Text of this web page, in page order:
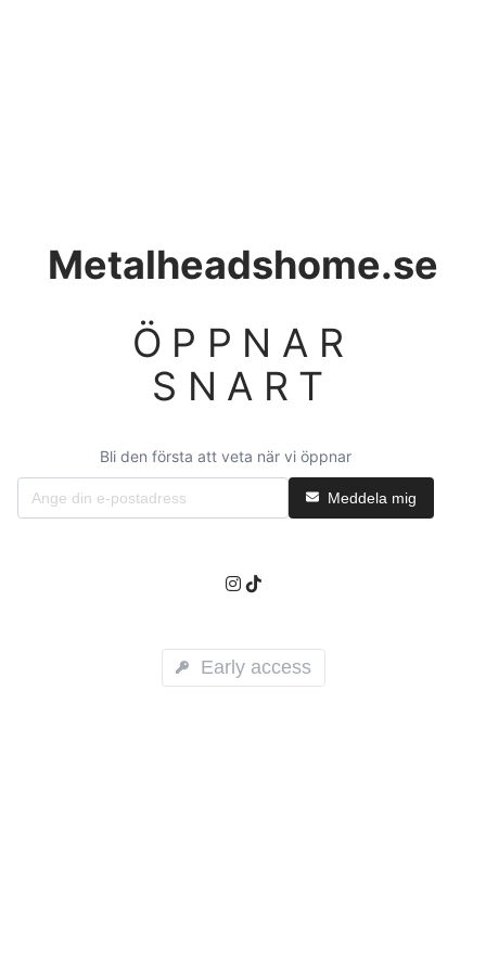
Metalheadshome.se
ÖPPNAR
SNART
Bli den första att veta när vi öppnar
Meddela mig
Early access